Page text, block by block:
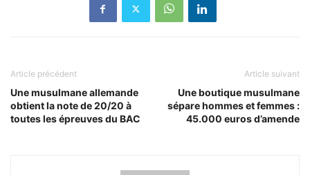
Article précédent
Une musulmane allemande
obtient la note de 20/20 à
toutes les épreuves du BAC
Article suivant
Une boutique musulmane
sépare hommes et femmes :
45.000 euros d’amende